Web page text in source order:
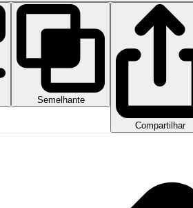
Semelhante
Compartilhar